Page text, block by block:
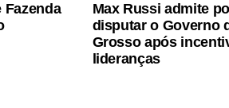
depositada no Instituto
porque, de fato, fizemos um
Fazenda
Max Russi admite
disputar o Governo
Grosso após
lideranças